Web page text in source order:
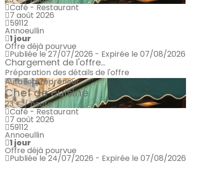
Café - Restaurant
7 août 2026
59112
Annoeullin
1 jour
Offre déjà pourvue
Publiée le 27/07/2026 - Expirée le 07/08/2026
Chargement de l'offre...
Préparation des détails de l'offre
Auto-entrepreneur
Chef de cuisine
23 € / heure
Café - Restaurant
7 août 2026
59112
Annoeullin
1 jour
Offre déjà pourvue
Publiée le 24/07/2026 - Expirée le 07/08/2026